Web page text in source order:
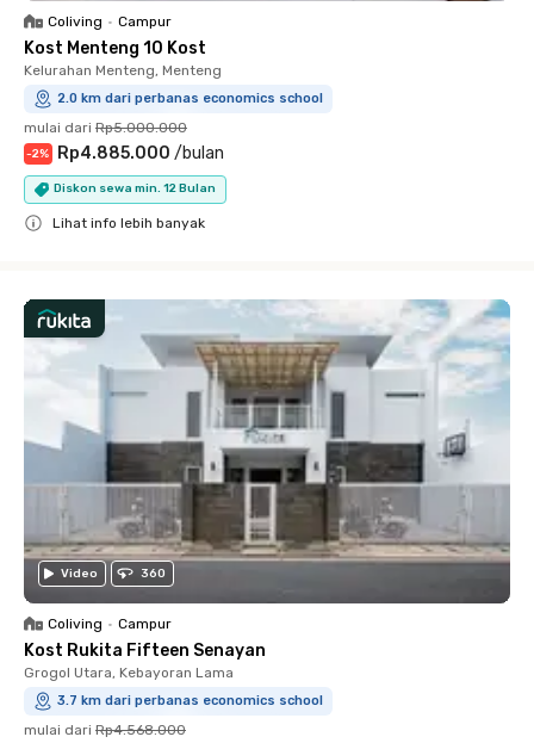
Coliving • Campur
Kost Menteng 10 Kost
Kelurahan Menteng, Menteng
2.0 km dari perbanas economics school
mulai dari Rp5.000.000
-2% Rp4.885.000 /bulan
Diskon sewa min. 12 Bulan
Lihat info lebih banyak
Video 360
Coliving • Campur
Kost Rukita Fifteen Senayan
Grogol Utara, Kebayoran Lama
3.7 km dari perbanas economics school
mulai dari Rp4.568.000